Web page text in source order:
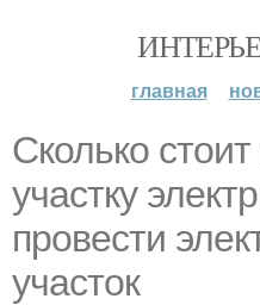
главная
Сколько
участку
провести
участок